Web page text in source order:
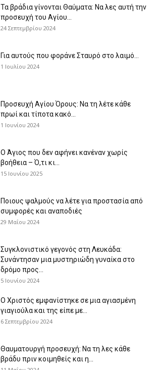
Τα βράδια γίνονται Θαύματα: Να λες αυτή την
προσευχή του Αγίου...
24 Σεπτεμβρίου 2024
Για αυτούς που φοράνε Σταυρό στο λαιμό…
1 Ιουλίου 2024
Προσευχή Αγίου Όρους: Να τη λέτε κάθε
πρωί και τίποτα κακό...
1 Ιουνίου 2024
Ο Άγιος που δεν αφήνει κανέναν χωρίς
βοήθεια – Ό,τι κι...
15 Ιουνίου 2025
Ποιους ψαλμούς να λέτε για προστασία από
συμφορές και αναποδιές
29 Μαΐου 2024
Συγκλονιστικό γεγονός στη Λευκάδα:
Συνάντησαν μια μυστηριώδη γυναίκα στο
δρόμο προς...
5 Ιουνίου 2024
Ο Χριστός εμφανίστηκε σε μια αγιασμένη
γιαγιούλα και της είπε με...
6 Σεπτεμβρίου 2024
Θαυματουργή προσευχή: Να τη λες κάθε
βράδυ πριν κοιμηθείς και η...